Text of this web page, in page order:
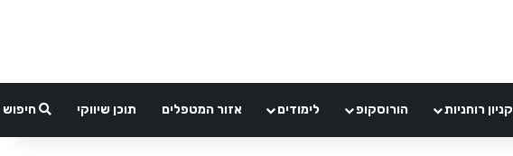
קניון רוחניות הורוסקופ לימודים אזור המטפלים תוכן שיווקי חיפוש